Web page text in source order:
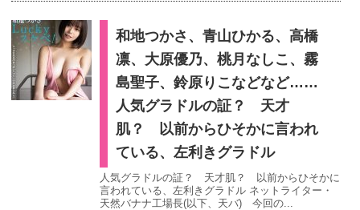
和地つかさ、青山ひかる、高橋
凛、大原優乃、桃月なしこ、霧
島聖子、鈴原りこなどなど……
人気グラドルの証？ 天才
肌？ 以前からひそかに言われ
ている、左利きグラドル
人気グラドルの証？ 天才肌？ 以前からひそかに
言われている、左利きグラドル ネットライター・
天然バナナ工場長(以下、天バ) 今回の...